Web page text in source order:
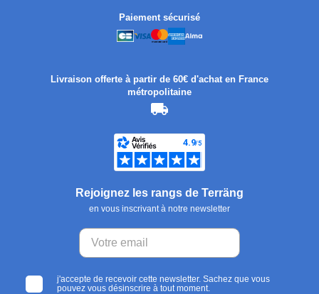
Paiement sécurisé
Livraison offerte à partir de 60€ d'achat en France
métropolitaine
Rejoignez les rangs de Terräng
en vous inscrivant à notre newsletter
j'accepte de recevoir cette newsletter. Sachez que vous
pouvez vous désinscrire à tout moment.